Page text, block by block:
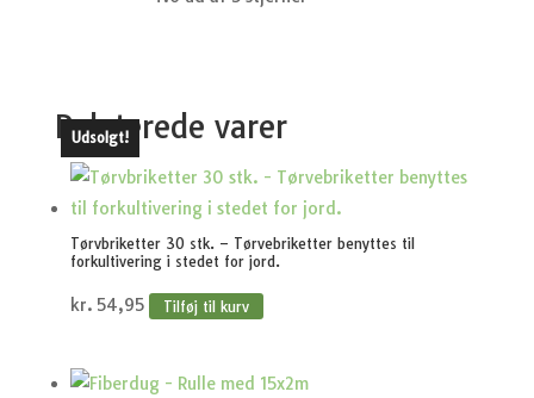
Relaterede varer
Tørvbriketter 30 stk. – Tørvebriketter benyttes til
forkultivering i stedet for jord.
kr. 54,95 Tilføj til kurv
Udsolgt!